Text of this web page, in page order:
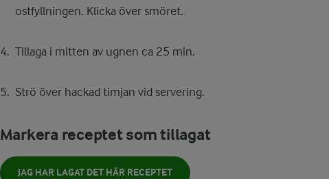
ostfyllningen. Klicka över smöret.
Tillaga i mitten av ugnen ca 25 min.
Strö över hackad timjan vid servering.
Markera receptet som tillagat
JAG HAR LAGAT DET HÄR RECEPTET